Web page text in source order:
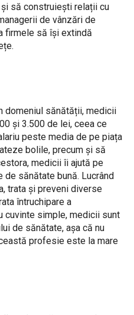
să construiești relații cu
de vânzări de
firmele să își extindă
domeniul sănătății, medicii
și 3.500 de lei, ceea ce
peste media de pe piața
bolile, precum și să
medicii îi ajută pe
sănătate bună. Lucrând
trata și preveni diverse
întruchipare a
cuvinte simple, medicii sunt
de sănătate, așa că nu
profesie este la mare